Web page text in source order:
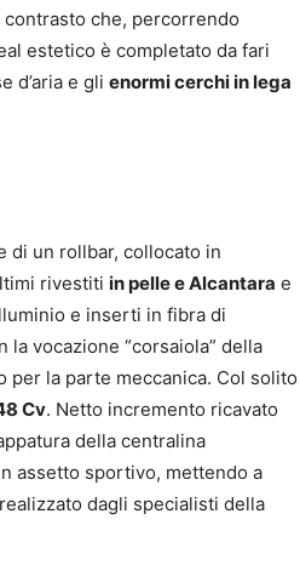
che, percorrendo
estetico è completato da fari
d’aria e gli enormi cerchi in lega
di un rollbar, collocato in
rivestiti in pelle e Alcantara e
e inserti in fibra di
vocazione “corsaiola” della
per la parte meccanica. Col solito
Cv. Netto incremento ricavato
della centralina
assetto sportivo, mettendo a
dagli specialisti della